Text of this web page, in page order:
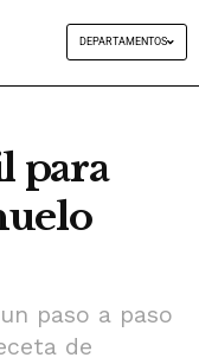
DEPARTAMENTOS
para
paso a paso
de